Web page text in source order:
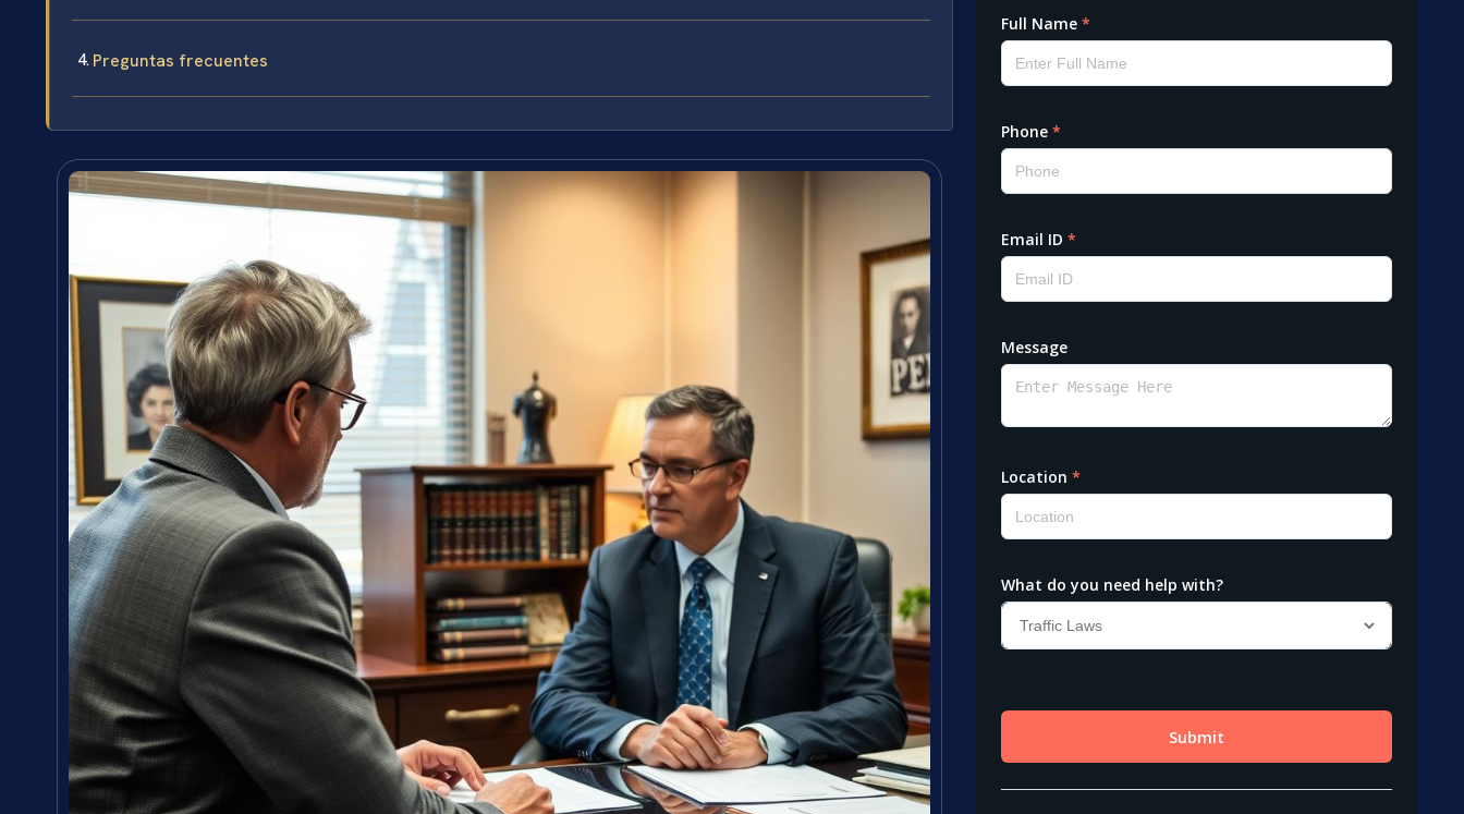
Preguntas frecuentes